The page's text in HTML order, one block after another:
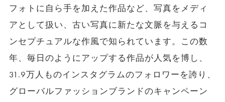
フォトに自ら手を加えた作品など、写真をメディ
アとして扱い、古い写真に新たな文脈を与えるコ
ンセプチュアルな作風で知られています。この数
年、毎日のようにアップする作品が人気を博し、
31.9万人ものインスタグラムのフォロワーを誇り、
グローバルファッションブランドのキャンペーン